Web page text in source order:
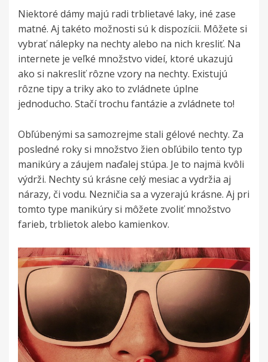
Niektoré dámy majú radi trblietavé laky, iné zase
matné. Aj takéto možnosti sú k dispozícii. Môžete si
vybrať nálepky na nechty alebo na nich kresliť. Na
internete je veľké množstvo videí, ktoré ukazujú
ako si nakresliť rôzne vzory na nechty. Existujú
rôzne tipy a triky ako to zvládnete úplne
jednoducho. Stačí trochu fantázie a zvládnete to!
Obľúbenými sa samozrejme stali gélové nechty. Za
posledné roky si množstvo žien obľúbilo tento typ
manikúry a záujem naďalej stúpa. Je to najmä kvôli
výdrži. Nechty sú krásne celý mesiac a vydržia aj
nárazy, či vodu. Nezničia sa a vyzerajú krásne. Aj pri
tomto type manikúry si môžete zvoliť množstvo
farieb, trblietok alebo kamienkov.